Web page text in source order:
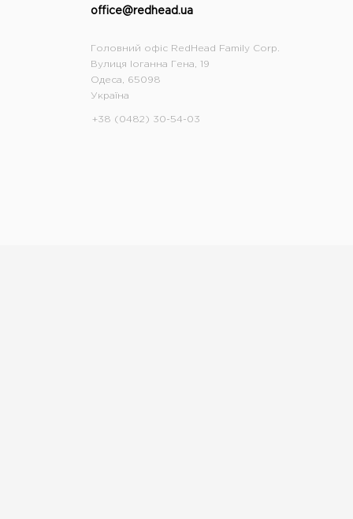
office@redhead.ua
Головний офіс RedHead Family Corp.
Вулиця Іоганна Гена, 19
Одеса, 65098
Україна
+38 (0482) 30-54-03